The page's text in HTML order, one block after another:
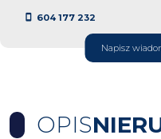
604 177 232
Napisz
OPIS